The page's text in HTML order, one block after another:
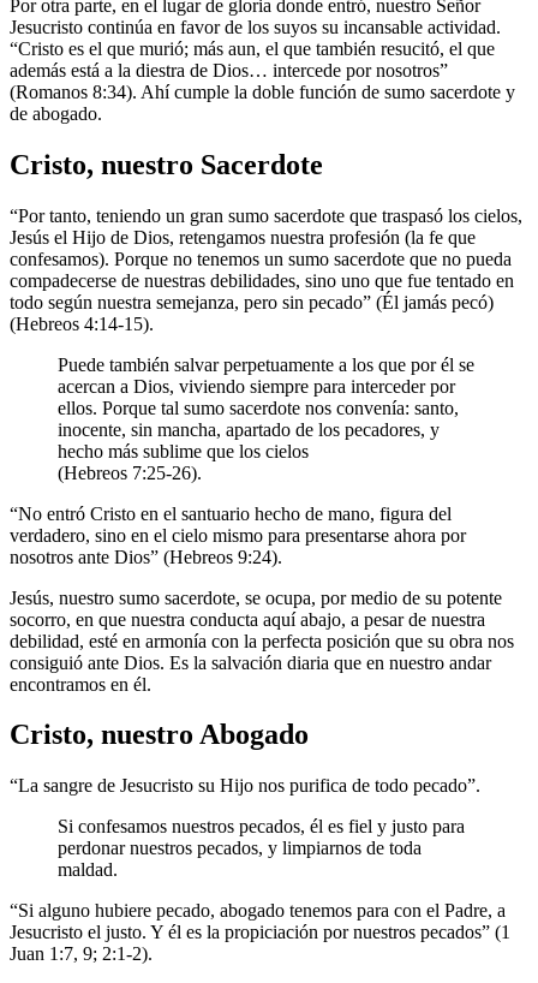
Por otra parte, en el lugar de gloria donde entró, nuestro Señor
Jesucristo continúa en favor de los suyos su incansable actividad.
“Cristo es el que murió; más aun, el que también resucitó, el que
además está a la diestra de Dios… intercede por nosotros”
(Romanos 8:34). Ahí cumple la doble función de sumo sacerdote y
de abogado.
Cristo, nuestro Sacerdote
“Por tanto, teniendo un gran sumo sacerdote que traspasó los cielos,
Jesús el Hijo de Dios, retengamos nuestra profesión (la fe que
confesamos). Porque no tenemos un sumo sacerdote que no pueda
compadecerse de nuestras debilidades, sino uno que fue tentado en
todo según nuestra semejanza, pero sin pecado” (Él jamás pecó)
(Hebreos 4:14-15).
Puede también salvar perpetuamente a los que por él se
acercan a Dios, viviendo siempre para interceder por
ellos. Porque tal sumo sacerdote nos convenía: santo,
inocente, sin mancha, apartado de los pecadores, y
hecho más sublime que los cielos
(Hebreos 7:25-26).
“No entró Cristo en el santuario hecho de mano, figura del
verdadero, sino en el cielo mismo para presentarse ahora por
nosotros ante Dios” (Hebreos 9:24).
Jesús, nuestro sumo sacerdote, se ocupa, por medio de su potente
socorro, en que nuestra conducta aquí abajo, a pesar de nuestra
debilidad, esté en armonía con la perfecta posición que su obra nos
consiguió ante Dios. Es la salvación diaria que en nuestro andar
encontramos en él.
Cristo, nuestro Abogado
“La sangre de Jesucristo su Hijo nos purifica de todo pecado”.
Si confesamos nuestros pecados, él es fiel y justo para
perdonar nuestros pecados, y limpiarnos de toda
maldad.
“Si alguno hubiere pecado, abogado tenemos para con el Padre, a
Jesucristo el justo. Y él es la propiciación por nuestros pecados” (1
Juan 1:7, 9; 2:1-2).